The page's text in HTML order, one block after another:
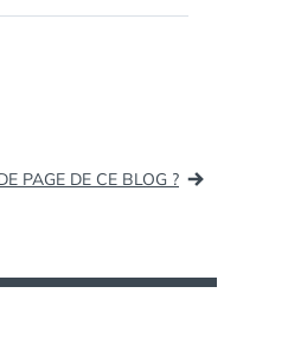
PAGE DE CE BLOG ?